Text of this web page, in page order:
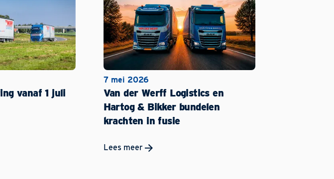
vanaf 1 juli
7 mei 2026
Van der Werff Logistics en
Hartog & Bikker bundelen
krachten in fusie
Lees meer